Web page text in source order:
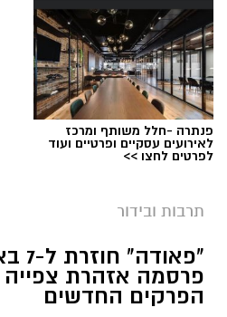
פנתרה -חלל משותף ומרכז
לאירועים עסקיים ופרטיים ועוד
לפרטים לחצו >>
תרבות ובידור
פרסמה אזהרת
הפרקים החדשים